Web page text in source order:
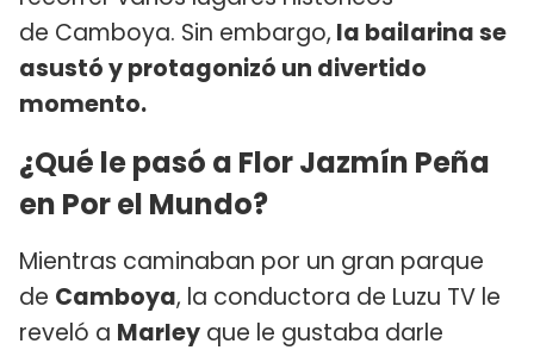
de Camboya. Sin embargo, la bailarina se
asustó y protagonizó un divertido
momento.
¿Qué le pasó a Flor Jazmín Peña
en Por el Mundo?
Mientras caminaban por un gran parque
de Camboya, la conductora de Luzu TV le
reveló a Marley que le gustaba darle